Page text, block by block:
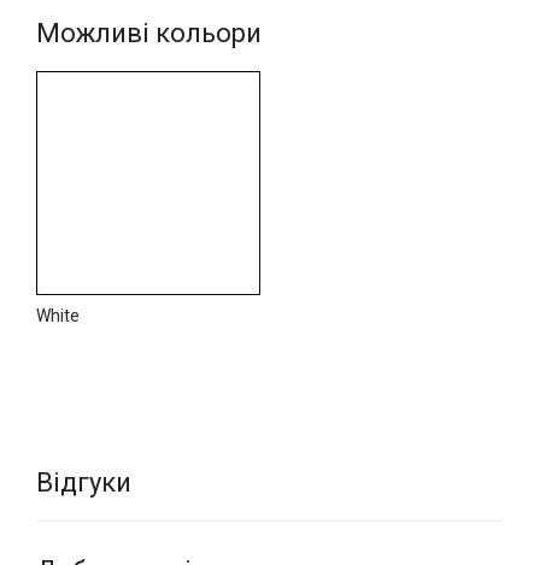
фактур всіх матеріалів з асортименту італійської фабрики
Можливі кольори
White
Відгуки